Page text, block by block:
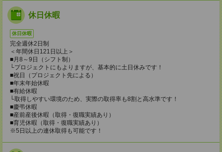
休日休暇
休日休暇
完全週休2日制
＜年間休日121日以上＞
■月8～9日（シフト制）
└プロジェクトにもよりますが、基本的に土日休みです！
■祝日（プロジェクト先による）
■年末年始休暇
■有給休暇
└取得しやすい環境のため、実際の取得率も8割と高水準です！
■慶弔休暇
■産前産後休暇（取得・復職実績あり）
■育児休暇（取得・復職実績あり）
※5日以上の連休取得も可能です！